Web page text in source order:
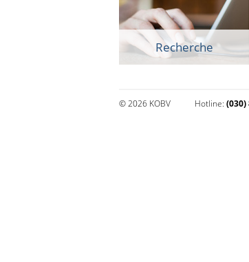
Recherche
© 2026 KOBV Hotline: (030)